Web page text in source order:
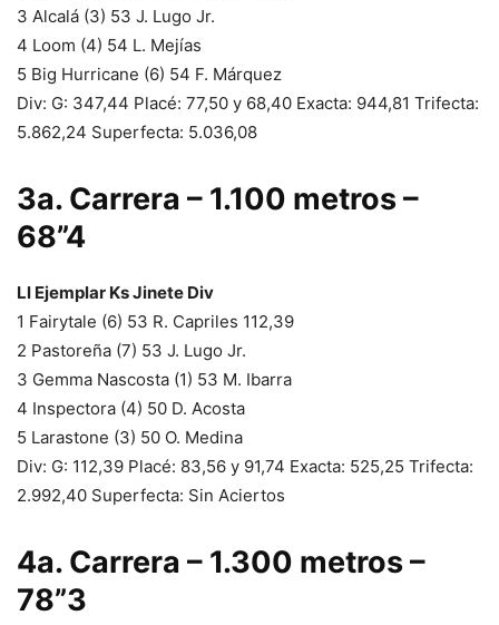
3 Alcalá (3) 53 J. Lugo Jr.
4 Loom (4) 54 L. Mejías
5 Big Hurricane (6) 54 F. Márquez
Div: G: 347,44 Placé: 77,50 y 68,40 Exacta: 944,81 Trifecta:
5.862,24 Superfecta: 5.036,08
3a. Carrera – 1.100 metros –
68”4
Ll Ejemplar Ks Jinete Div
1 Fairytale (6) 53 R. Capriles 112,39
2 Pastoreña (7) 53 J. Lugo Jr.
3 Gemma Nascosta (1) 53 M. Ibarra
4 Inspectora (4) 50 D. Acosta
5 Larastone (3) 50 O. Medina
Div: G: 112,39 Placé: 83,56 y 91,74 Exacta: 525,25 Trifecta:
2.992,40 Superfecta: Sin Aciertos
4a. Carrera – 1.300 metros –
78”3